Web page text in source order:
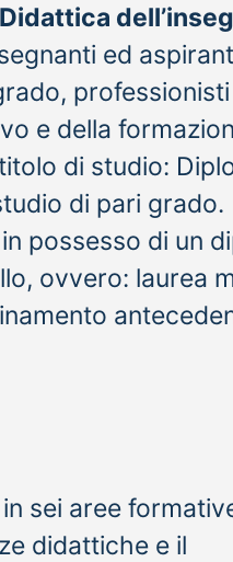
ed
e della
di studio:
di pari grado.
possesso di un
ovvero: laurea
sei aree
didattiche e il